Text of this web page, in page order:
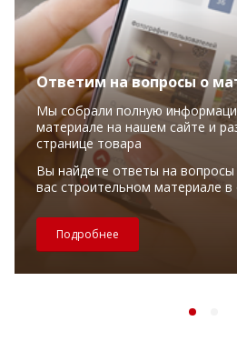
Ответим на вопросы о
Мы собрали полную
материале на нашем сайте и
странице товара
Вы найдете ответы на
вас строительном материале
Подробнее